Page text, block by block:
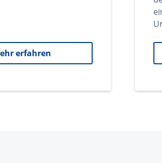
erfahren